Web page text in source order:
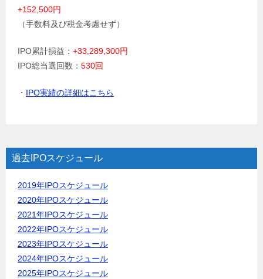
+152,500円
（手数料及び税金考慮せず）
IPO累計損益： +33,289,300円
IPO総当選回数： 530回
・ IPO実績の詳細はこちら
過去IPOスケジュール
2019年IPOスケジュール
2020年IPOスケジュール
2021年IPOスケジュール
2022年IPOスケジュール
2023年IPOスケジュール
2024年IPOスケジュール
2025年IPOスケジュール